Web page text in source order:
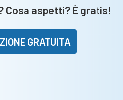
Cosa aspetti? È gratis!
GRATUITA